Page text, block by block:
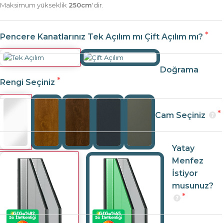
Maksimum yükseklik 250cm'dir.
Pencere Kanatlarınız Tek Açılım mı Çift Açılım mı?
Doğrama
Rengi Seçiniz
Cam Seçiniz
Yatay
Menfez
İstiyor
musunuz?